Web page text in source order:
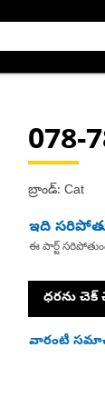
078-
బ్రాండ్: Cat
ఇది
ఈ పార్ట్
ధరను
వారంటీ